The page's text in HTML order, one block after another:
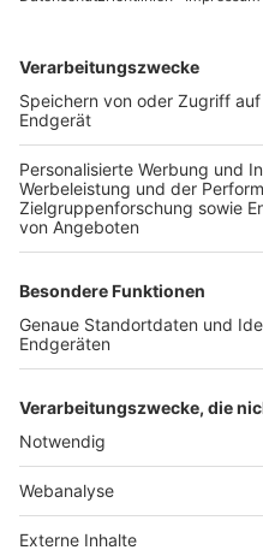
TOP-VEREINE
TOP-PARTNER
Nutzungsbedingungen